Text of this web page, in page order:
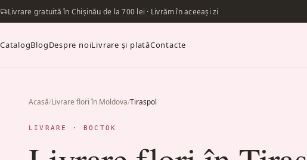
Livrare gratuită în Chișinău de la 700 lei · Livrăm în aceeași zi
CatalogBlogDespre noiLivrare și platăContacte
Acasă/Livrare flori în Moldova/Tiraspol
LIVRARE · ВОСТОК